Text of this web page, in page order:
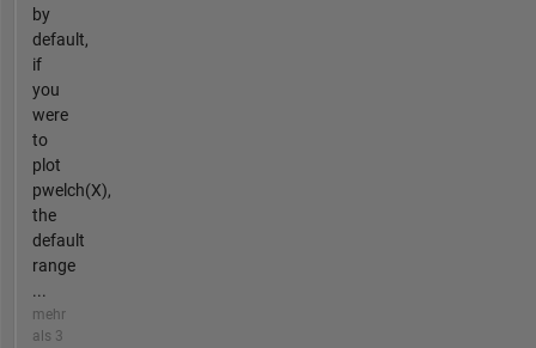
by
default,
if
you
were
to
plot
pwelch(X),
the
default
range
...
mehr
als 3